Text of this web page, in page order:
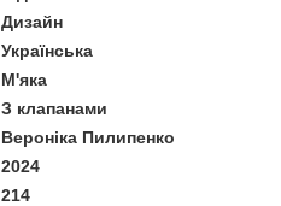
Дизайн
Українська
М'яка
З клапанами
Вероніка Пилипенко
2024
214